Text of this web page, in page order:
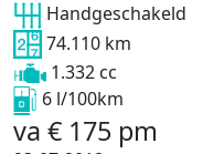
Handgeschakeld
74.110 km
1.332 cc
6 l/100km
va € 175 pm